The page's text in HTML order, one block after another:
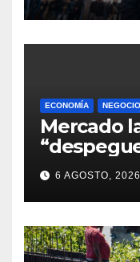
ECONOMÍA
Mercado
sobre
6 AGOSTO, 2026